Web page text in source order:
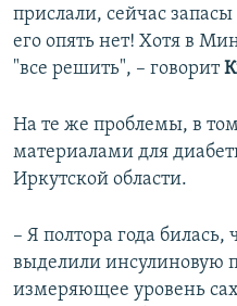
прислали, сейчас
его опять нет! Хотя в
"все решить", – говорит
На те же проблемы, в
материалами для
Иркутской области.
– Я полтора года билась,
выделили инсулиновую
измеряющее уровень